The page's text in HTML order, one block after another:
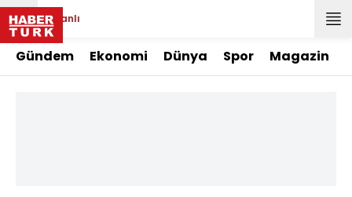
Canlı
Gündem Ekonomi Dünya Spor Magazin